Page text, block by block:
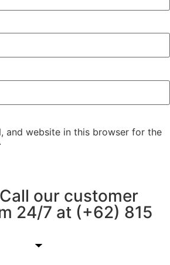
and website in this browser for the
our customer
24/7 at (+62) 815